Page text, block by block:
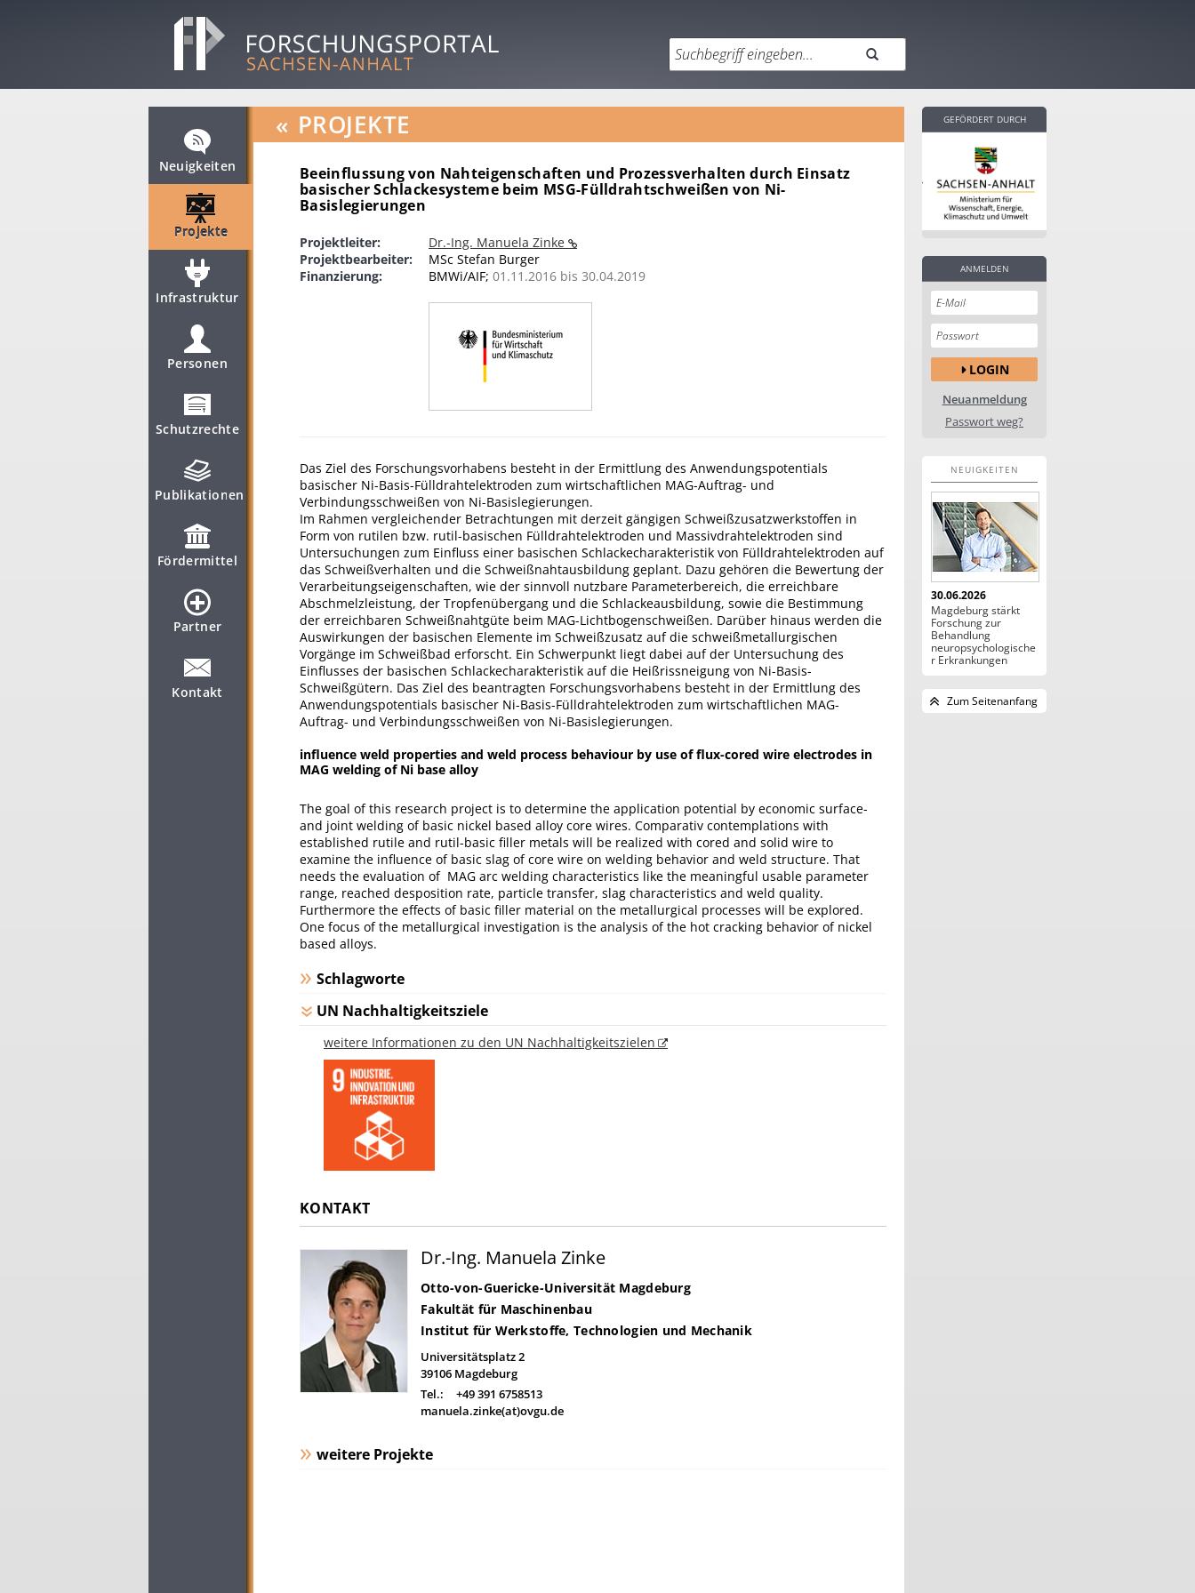
Neuigkeiten
Projekte
Infrastruktur
Personen
Schutzrechte
Publikationen
Fördermittel
Partner
Kontakt
« PROJEKTE
Beeinflussung von Nahteigenschaften und Prozessverhalten durch Einsatz
basischer Schlackesysteme beim MSG-Fülldrahtschweißen von Ni-
Basislegierungen
Projektleiter:
Dr.-Ing. Manuela Zinke
Projektbearbeiter:
MSc Stefan Burger
Finanzierung:
BMWi/AIF; 01.11.2016 bis 30.04.2019
Das Ziel des Forschungsvorhabens besteht in der Ermittlung des Anwendungspotentials
basischer Ni-Basis-Fülldrahtelektroden zum wirtschaftlichen MAG-Auftrag- und
Verbindungsschweißen von Ni-Basislegierungen.
Im Rahmen vergleichender Betrachtungen mit derzeit gängigen Schweißzusatzwerkstoffen in
Form von rutilen bzw. rutil-basischen Fülldrahtelektroden und Massivdrahtelektroden sind
Untersuchungen zum Einfluss einer basischen Schlackecharakteristik von Fülldrahtelektroden auf
das Schweißverhalten und die Schweißnahtausbildung geplant. Dazu gehören die Bewertung der
Verarbeitungseigenschaften, wie der sinnvoll nutzbare Parameterbereich, die erreichbare
Abschmelzleistung, der Tropfenübergang und die Schlackeausbildung, sowie die Bestimmung
der erreichbaren Schweißnahtgüte beim MAG-Lichtbogenschweißen. Darüber hinaus werden die
Auswirkungen der basischen Elemente im Schweißzusatz auf die schweißmetallurgischen
Vorgänge im Schweißbad erforscht. Ein Schwerpunkt liegt dabei auf der Untersuchung des
Einflusses der basischen Schlackecharakteristik auf die Heißrissneigung von Ni-Basis-
Schweißgütern. Das Ziel des beantragten Forschungsvorhabens besteht in der Ermittlung des
Anwendungspotentials basischer Ni-Basis-Fülldrahtelektroden zum wirtschaftlichen MAG-
Auftrag- und Verbindungsschweißen von Ni-Basislegierungen.
influence weld properties and weld process behaviour by use of flux-cored wire electrodes in
MAG welding of Ni base alloy
The goal of this research project is to determine the application potential by economic surface-
and joint welding of basic nickel based alloy core wires. Comparativ contemplations with
established rutile and rutil-basic filler metals will be realized with cored and solid wire to
examine the influence of basic slag of core wire on welding behavior and weld structure. That
needs the evaluation of MAG arc welding characteristics like the meaningful usable parameter
range, reached desposition rate, particle transfer, slag characteristics and weld quality.
Furthermore the effects of basic filler material on the metallurgical processes will be explored.
One focus of the metallurgical investigation is the analysis of the hot cracking behavior of nickel
based alloys.
Schlagworte
UN Nachhaltigkeitsziele
weitere Informationen zu den UN Nachhaltigkeitszielen
KONTAKT
Dr.-Ing. Manuela Zinke
Otto-von-Guericke-Universität Magdeburg
Fakultät für Maschinenbau
Institut für Werkstoffe, Technologien und Mechanik
Universitätsplatz 2
39106 Magdeburg
Tel.:
+49 391 6758513
manuela.zinke(at)ovgu.de
weitere Projekte
GEFÖRDERT DURCH
ANMELDEN
LOGIN
Neuanmeldung
Passwort weg?
NEUIGKEITEN
30.06.2026
Magdeburg stärkt
Forschung zur
Behandlung
neuropsychologische
r Erkrankungen
Zum Seitenanfang